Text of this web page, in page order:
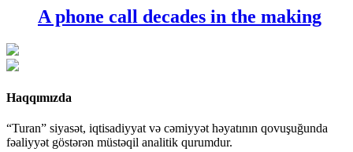
A phone call decades in the making
Haqqımızda
“Turan” siyasət, iqtisadiyyat və cəmiyyət həyatının qovuşuğunda
fəaliyyət göstərən müstəqil analitik qurumdur.